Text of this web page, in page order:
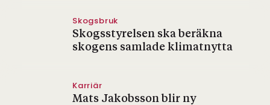
Skogsbruk
Skogsstyrelsen ska beräkna
skogens samlade klimatnytta
Karriär
Mats Jakobsson blir ny